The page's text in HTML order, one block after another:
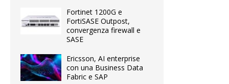
Fortinet 1200G e
FortiSASE Outpost,
convergenza firewall e
SASE
Ericsson, AI enterprise
con una Business Data
Fabric e SAP